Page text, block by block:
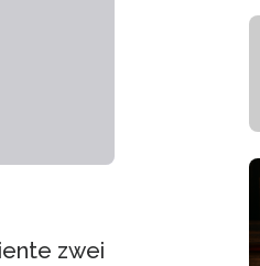
zwei